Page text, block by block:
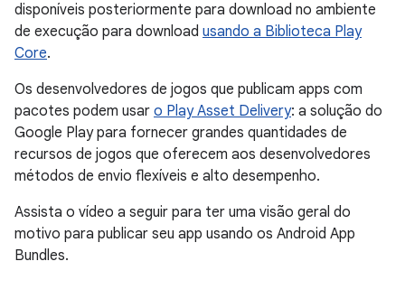
disponíveis posteriormente para download no ambiente
de execução para download usando a Biblioteca Play
Core.
Os desenvolvedores de jogos que publicam apps com
pacotes podem usar o Play Asset Delivery: a solução do
Google Play para fornecer grandes quantidades de
recursos de jogos que oferecem aos desenvolvedores
métodos de envio flexíveis e alto desempenho.
Assista o vídeo a seguir para ter uma visão geral do
motivo para publicar seu app usando os Android App
Bundles.